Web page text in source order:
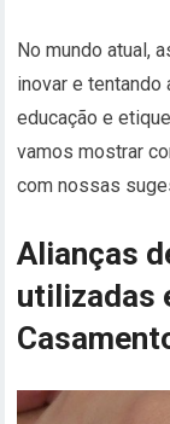
No mundo atual,
inovar e
educação e
vamos mostrar
com nossas
Alianças
utilizadas